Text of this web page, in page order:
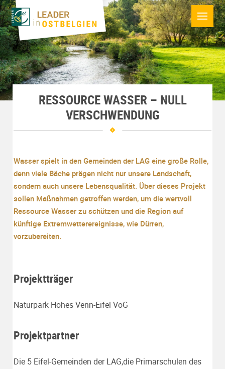
RESSOURCE WASSER – NULL
VERSCHWENDUNG
Wasser spielt in den Gemeinden der LAG eine große Rolle,
denn viele Bäche prägen nicht nur unsere Landschaft,
sondern auch unsere Lebensqualität. Über dieses Projekt
sollen Maßnahmen getroffen werden, um die wertvoll
Ressource Wasser zu schützen und die Region auf
künftige Extremwetterereignisse, wie Dürren,
vorzubereiten.
Projektträger
Naturpark Hohes Venn-Eifel VoG
Projektpartner
Die 5 Eifel-Gemeinden der LAG,die Primarschulen des